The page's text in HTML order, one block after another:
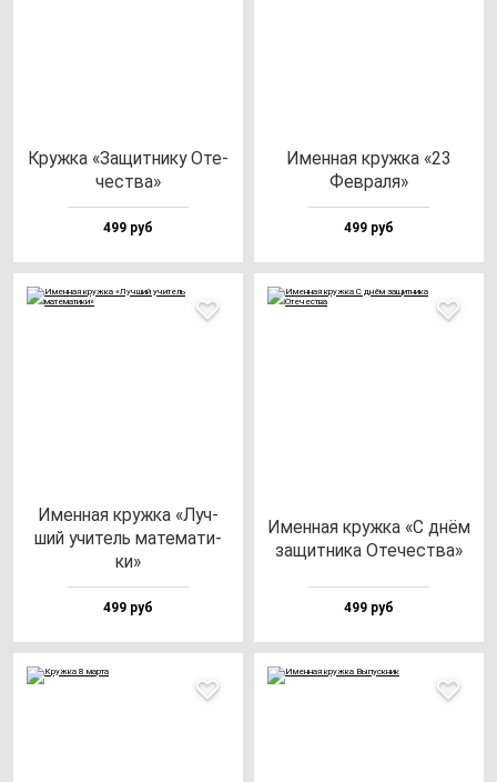
Круж­ка «Защит­ни­ку Оте­
чес­тва»
499 руб
Имен­ная круж­ка «23
Фев­ра­ля»
499 руб
Имен­ная круж­ка «Луч­
ший учи­тель ма­те­ма­ти­
ки»
499 руб
Имен­ная круж­ка «С днём
за­щит­ни­ка Оте­чес­тва»
499 руб